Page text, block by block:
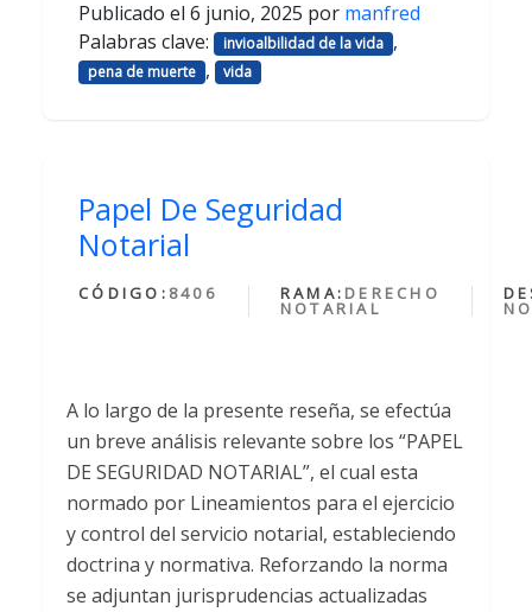
Publicado el 6 junio, 2025 por manfred
Palabras clave:
invioalbilidad de la vida ,
pena de muerte , vida
Papel De Seguridad
Notarial
CÓDIGO: 8406 RAMA: DERECHO
NOTARIAL
A lo largo de la presente reseña, se efectúa
un breve análisis relevante sobre los “PAPEL
DE SEGURIDAD NOTARIAL”, el cual esta
normado por Lineamientos para el ejercicio
y control del servicio notarial, estableciendo
doctrina y normativa. Reforzando la norma
se adjuntan jurisprudencias actualizadas